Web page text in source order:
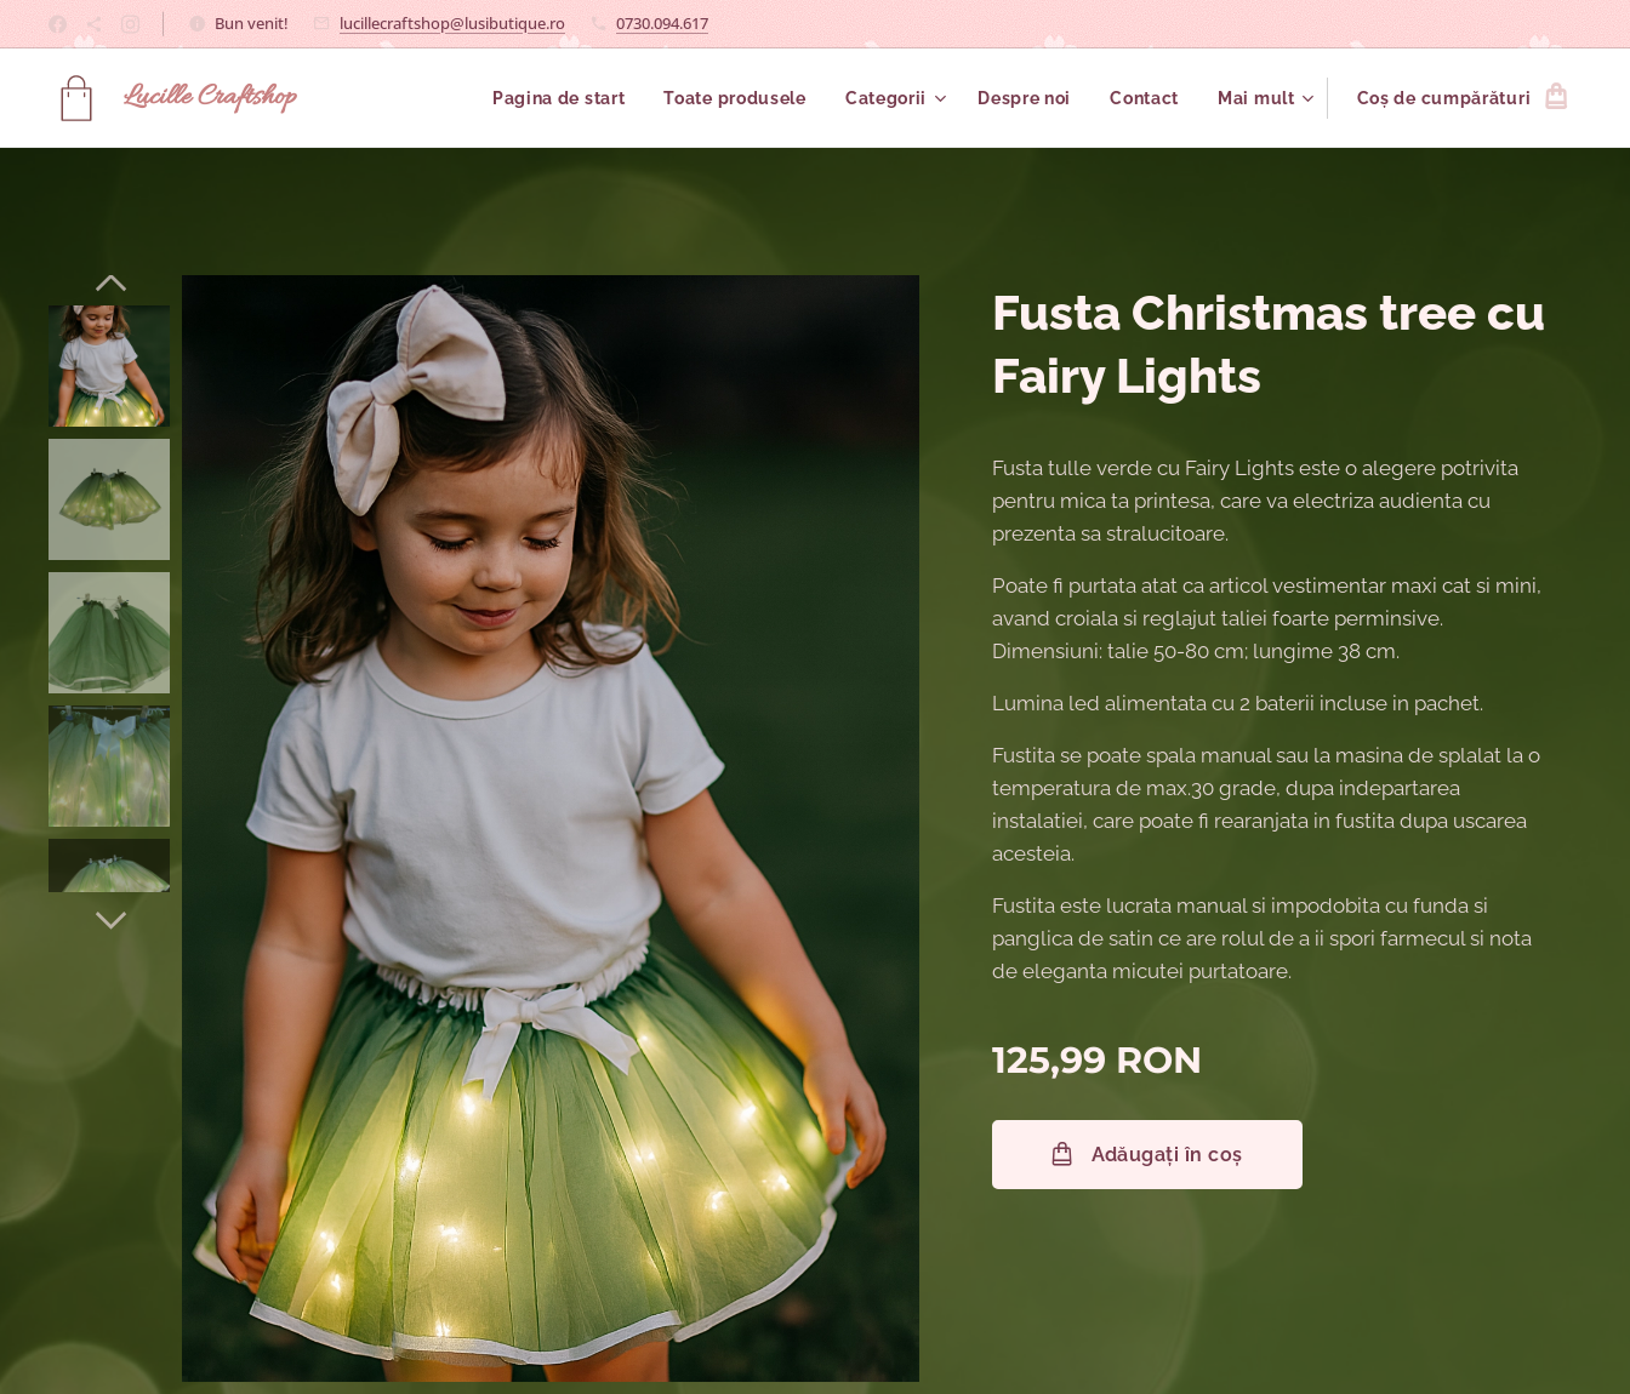
Bun venit! lucillecraftshop@lusibutique.ro 0730.094.617
LucilleCraftshop Pagina de start Toate produsele Categorii Despre noi Contact Mai mult Coș de cumpărături
Fusta Christmas tree cu
Fairy Lights
Fusta tulle verde cu Fairy Lights este o alegere potrivita
pentru mica ta printesa, care va electriza audienta cu
prezenta sa stralucitoare.
Poate fi purtata atat ca articol vestimentar maxi cat si mini,
avand croiala si reglajut taliei foarte perminsive.
Dimensiuni: talie 50-80 cm; lungime 38 cm.
Lumina led alimentata cu 2 baterii incluse in pachet.
Fustita se poate spala manual sau la masina de splalat la o
temperatura de max.30 grade, dupa indepartarea
instalatiei, care poate fi rearanjata in fustita dupa uscarea
acesteia.
Fustita este lucrata manual si impodobita cu funda si
panglica de satin ce are rolul de a ii spori farmecul si nota
de eleganta micutei purtatoare.
125,99 RON
Adăugați în coș